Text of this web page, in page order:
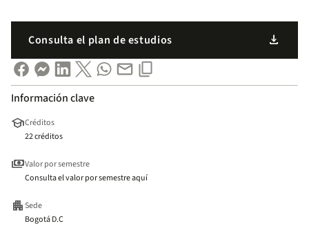
Consulta el plan de estudios download
Información clave
schoolCréditos
22 créditos
paymentsValor por semestre
Consulta el valor por semestre aquí
apartmentSede
Bogotá D.C